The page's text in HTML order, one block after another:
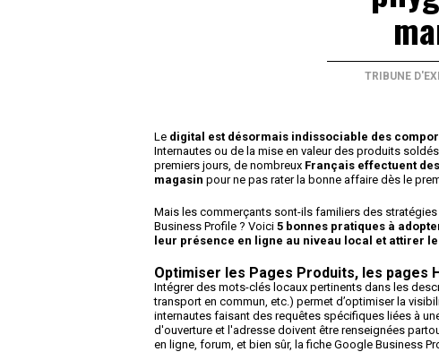
TRIBUNE
Le digital est désormais indissociable des
Internautes ou de la mise en valeur des produits
premiers jours, de nombreux Français effectuent
magasin pour ne pas rater la bonne affaire dès le
Mais les commerçants sont-ils familiers des
Business Profile ? Voici 5 bonnes pratiques à
leur présence en ligne au niveau local et attirer
Optimiser les Pages Produits, les pages
Intégrer des mots-clés locaux pertinents dans les
transport en commun, etc.) permet d’optimiser la
internautes faisant des requêtes spécifiques liées à
d'ouverture et l'adresse doivent être renseignées
en ligne, forum, et bien sûr, la fiche Google Business